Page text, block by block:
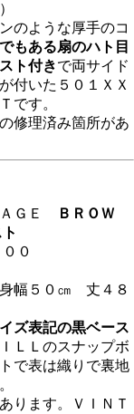
のような厚手のコ
もある扇のハト目
ト付きで両サイド
付いた５０１ＸＸ
です。
修理済み箇所があ
ＧＥ
ＢＲＯＷ
０
幅５０㎝ 丈４８
ズ表記の黒ベース
ＬＬのスナップボ
で表は織りで裏地
ります。ＶＩＮＴ